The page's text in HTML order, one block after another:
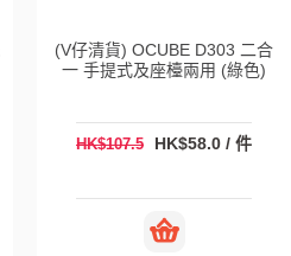
(V仔清貨) OCUBE D303 二合
一 手提式及座檯兩用 (綠色)
HK$107.5 HK$58.0 / 件